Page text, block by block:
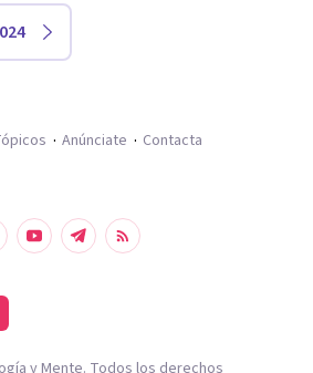
Anúnciate Contacta